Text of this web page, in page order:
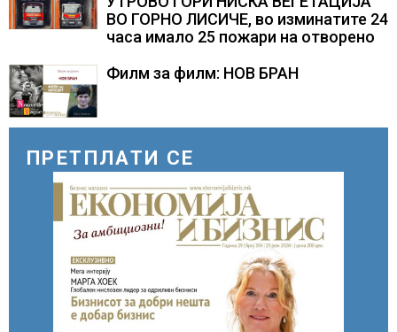
ВО ГОРНО ЛИСИЧЕ, во изминатите 24
часа имало 25 пожари на отворено
Филм за филм: НОВ БРАН
ПРЕТПЛАТИ СЕ